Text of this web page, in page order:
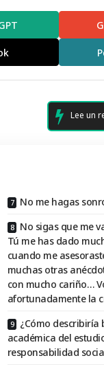
Lee un
No me hagas
No sigas que me
Tú me has dado
cuando me
muchas otras
con mucho cariño…
afortunadamente la
¿Cómo describiría
académica del
responsabilidad